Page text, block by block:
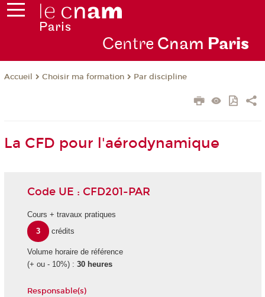
Centre Cnam Paris
Accueil Choisir ma formation Par discipline
La CFD pour l'aérodynamique
Code UE : CFD201-PAR
Cours + travaux pratiques
3
crédits
Volume horaire de référence
(+ ou - 10%) : 30 heures
Responsable(s)